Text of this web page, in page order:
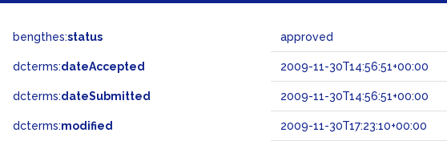
bengthes:status approved
dcterms:dateAccepted 2009-11-30T14:56:51+00:00
dcterms:dateSubmitted 2009-11-30T14:56:51+00:00
dcterms:modified 2009-11-30T17:23:10+00:00